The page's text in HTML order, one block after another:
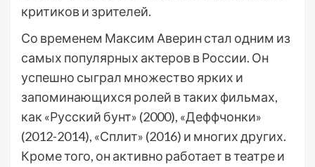
критиков и зрителей.
Со временем Максим Аверин стал одним из
самых популярных актеров в России. Он
успешно сыграл множество ярких и
запоминающихся ролей в таких фильмах,
как «Русский бунт» (2000), «Деффчонки»
(2012-2014), «Сплит» (2016) и многих других.
Кроме того, он активно работает в театре и